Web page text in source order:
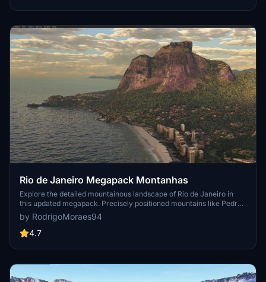
scenery around this iconic peak.
Rio de Janeiro Megapack Montanhas
Explore the detailed mountainous landscape of Rio de Janeiro in
this updated megapack. Precisely positioned mountains like Pedra
da Gávea and Pão de Açúcar using Google Maps models. Create
your mod via Earth2MSFS for an effective import process. Stay
tuned for further updates with optimized textures and added
mountain ranges to enhance your simulation.
by RodrigoMoraes94
4.7